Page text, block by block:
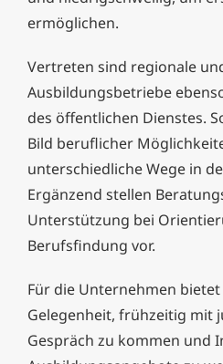
ermöglichen.
Vertreten sind regionale
Ausbildungsbetriebe
des öffentlichen Dienstes.
Bild beruflicher
unterschiedliche Wege in
Ergänzend stellen
Unterstützung bei
Berufsfindung vor.
Für die Unternehmen
Gelegenheit, frühzeitig mit
Gespräch zu kommen und